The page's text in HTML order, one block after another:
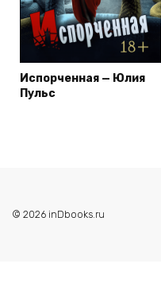
Испорченная — Юлия
Пульс
© 2026 inDbooks.ru